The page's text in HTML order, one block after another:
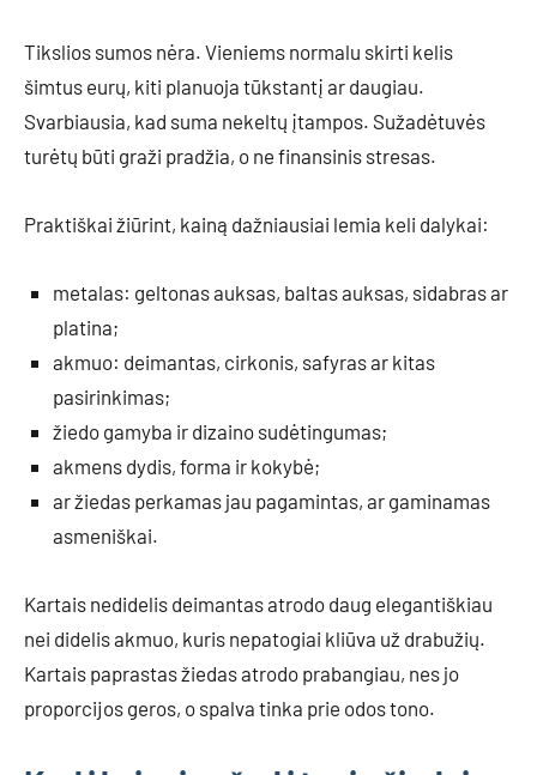
Tikslios sumos nėra. Vieniems normalu skirti kelis
šimtus eurų, kiti planuoja tūkstantį ar daugiau.
Svarbiausia, kad suma nekeltų įtampos. Sužadėtuvės
turėtų būti graži pradžia, o ne finansinis stresas.
Praktiškai žiūrint, kainą dažniausiai lemia keli dalykai:
metalas: geltonas auksas, baltas auksas, sidabras ar
platina;
akmuo: deimantas, cirkonis, safyras ar kitas
pasirinkimas;
žiedo gamyba ir dizaino sudėtingumas;
akmens dydis, forma ir kokybė;
ar žiedas perkamas jau pagamintas, ar gaminamas
asmeniškai.
Kartais nedidelis deimantas atrodo daug elegantiškiau
nei didelis akmuo, kuris nepatogiai kliūva už drabužių.
Kartais paprastas žiedas atrodo prabangiau, nes jo
proporcijos geros, o spalva tinka prie odos tono.